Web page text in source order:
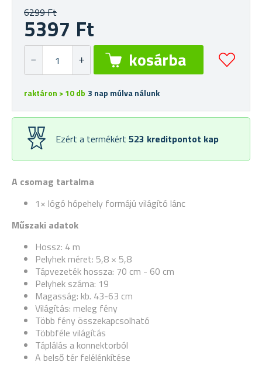
A csomag tartalma
1× lógó hópehely formájú világító lánc
Műszaki adatok
Hossz: 4 m
Pelyhek méret: 5,8 × 5,8
Tápvezeték hossza: 70 cm - 60 cm
Pelyhek száma: 19
Magasság: kb. 43-63 cm
Világítás: meleg fény
Több fény összekapcsolható
Többféle világítás
Táplálás a konnektorból
A belső tér felélénkítése
6299 Ft
5397 Ft
raktáron > 10 db 3 nap múlva nálunk
Ezért a termékért 523 kreditpontot kap